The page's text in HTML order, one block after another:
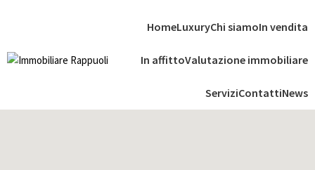
HomeLuxuryChi siamoIn vendita
In affittoValutazione immobiliare
ServiziContattiNews